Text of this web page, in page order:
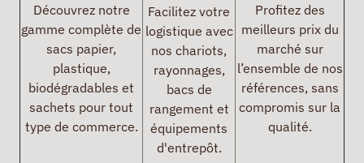
Découvrez notre
gamme complète de
sacs papier,
plastique,
biodégradables et
sachets pour tout
type de commerce.
Facilitez votre
logistique avec
nos chariots,
rayonnages,
bacs de
rangement et
équipements
d'entrepôt.
Profitez des
meilleurs prix du
marché sur
l’ensemble de nos
références, sans
compromis sur la
qualité.